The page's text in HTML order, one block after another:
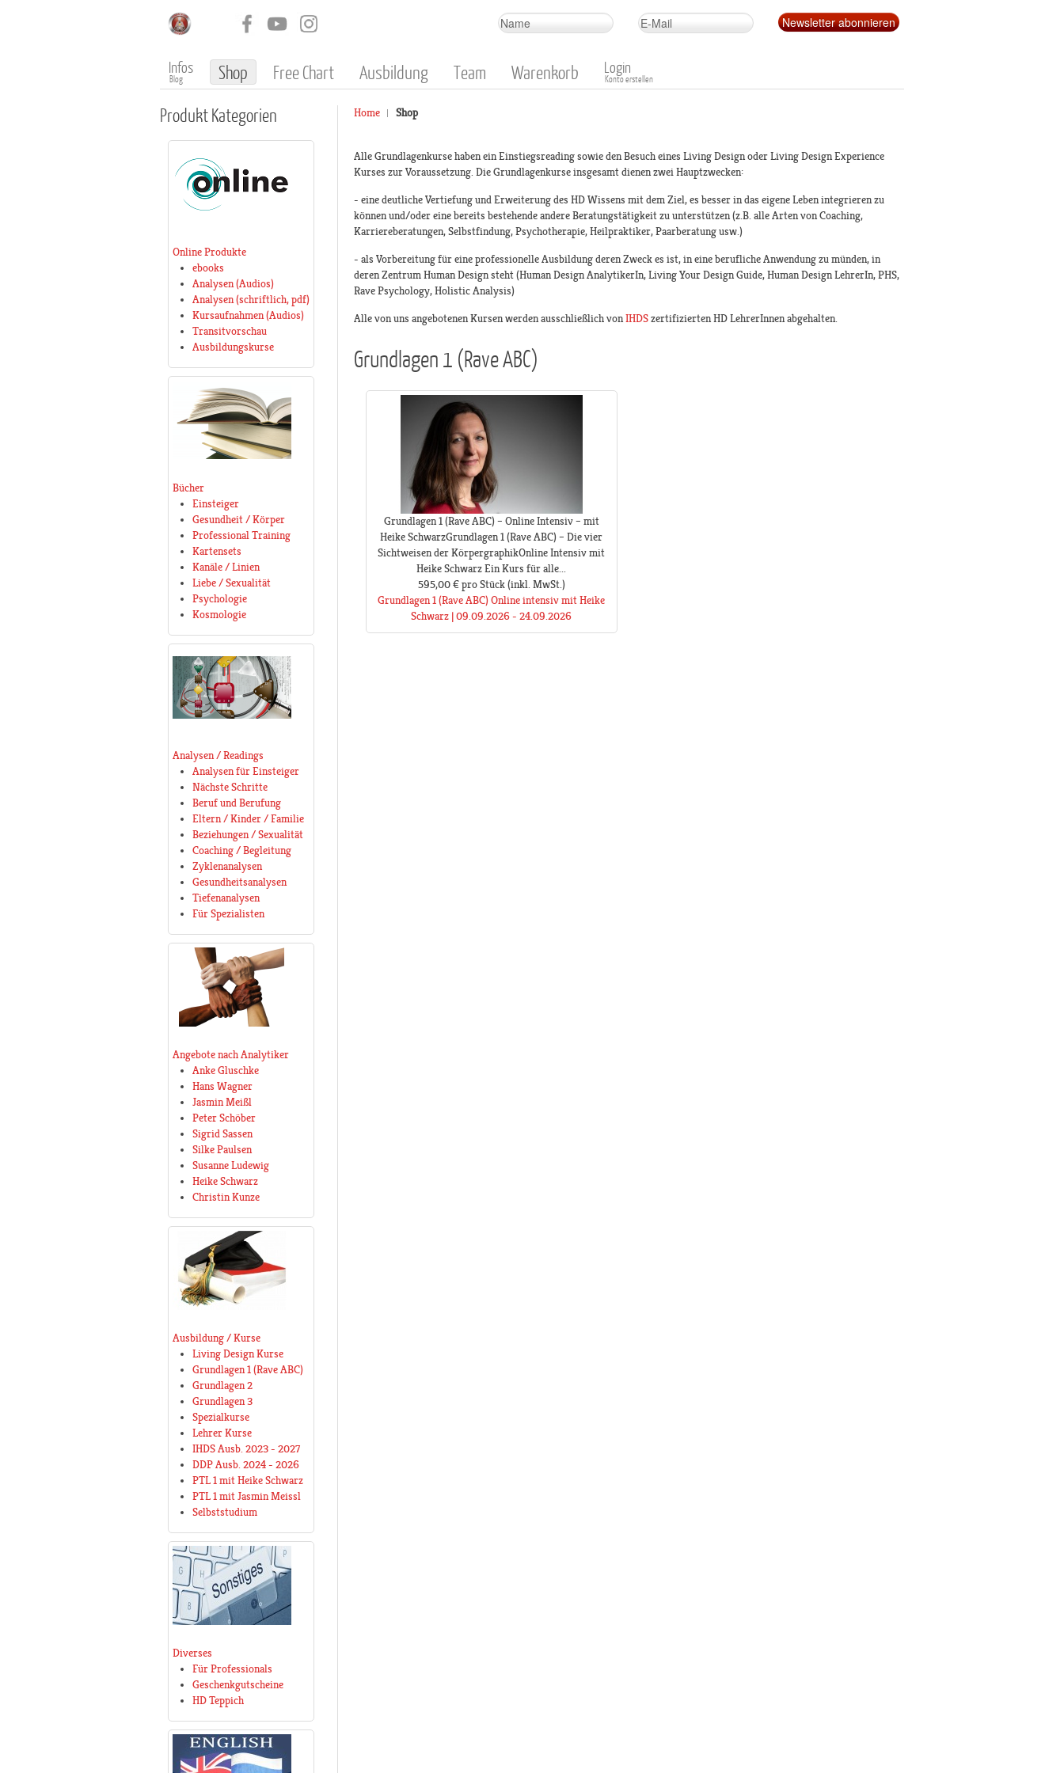
Infos
Blog Shop Free Chart Ausbildung Team Warenkorb Login
Konto erstellen
Home Shop
Alle Grundlagenkurse haben ein Einstiegsreading sowie den Besuch eines Living Design oder Living Design Experience
Kurses zur Voraussetzung. Die Grundlagenkurse insgesamt dienen zwei Hauptzwecken:
- eine deutliche Vertiefung und Erweiterung des HD Wissens mit dem Ziel, es besser in das eigene Leben integrieren zu
können und/oder eine bereits bestehende andere Beratungstätigkeit zu unterstützen (z.B. alle Arten von Coaching,
Karriereberatungen, Selbstfindung, Psychotherapie, Heilpraktiker, Paarberatung usw.)
- als Vorbereitung für eine professionelle Ausbildung deren Zweck es ist, in eine berufliche Anwendung zu münden, in
deren Zentrum Human Design steht (Human Design AnalytikerIn, Living Your Design Guide, Human Design LehrerIn, PHS,
Rave Psychology, Holistic Analysis)
Alle von uns angebotenen Kursen werden ausschließlich vonIHDSzertifizierten HD LehrerInnen abgehalten.
Grundlagen 1 (Rave ABC)
Grundlagen 1 (Rave ABC) – Online Intensiv – mit
Heike Schwarz ​ Grundlagen 1 (Rave ABC) – Die vier
Sichtweisen der KörpergraphikOnline Intensiv mit
Heike Schwarz Ein Kurs für alle...
595,00 €pro Stück(inkl. MwSt.)
Grundlagen 1 (Rave ABC) Online intensiv mit Heike
Schwarz | 09.09.2026 - 24.09.2026
ProduktKategorien
Online Produkte
ebooks
Analysen (Audios)
Analysen (schriftlich, pdf)
Kursaufnahmen (Audios)
Transitvorschau
Ausbildungskurse
Bücher
Einsteiger
Gesundheit / Körper
Professional Training
Kartensets
Kanäle / Linien
Liebe / Sexualität
Psychologie
Kosmologie
Analysen / Readings
Analysen für Einsteiger
Nächste Schritte
Beruf und Berufung
Eltern / Kinder / Familie
Beziehungen / Sexualität
Coaching / Begleitung
Zyklenanalysen
Gesundheitsanalysen
Tiefenanalysen
Für Spezialisten
Angebote nach Analytiker
Anke Gluschke
Hans Wagner
Jasmin Meißl
Peter Schöber
Sigrid Sassen
Silke Paulsen
Susanne Ludewig
Heike Schwarz
Christin Kunze
Ausbildung / Kurse
Living Design Kurse
Grundlagen 1 (Rave ABC)
Grundlagen 2
Grundlagen 3
Spezialkurse
Lehrer Kurse
IHDS Ausb. 2023 - 2027
DDP Ausb. 2024 - 2026
PTL 1 mit Heike Schwarz
PTL 1 mit Jasmin Meissl
Selbststudium
Diverses
Für Professionals
Geschenkgutscheine
HD Teppich